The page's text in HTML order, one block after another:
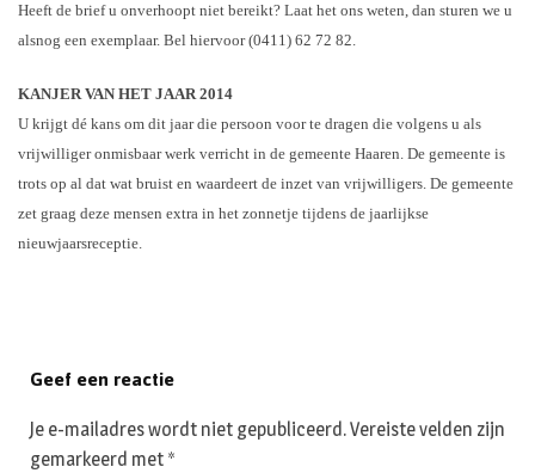
Heeft de brief u onverhoopt niet bereikt? Laat het ons weten, dan sturen we u
alsnog een exemplaar. Bel hiervoor (0411) 62 72 82.
KANJER VAN HET JAAR 2014
U krijgt dé kans om dit jaar die persoon voor te dragen die volgens u als
vrijwilliger onmisbaar werk verricht in de gemeente Haaren. De gemeente is
trots op al dat wat bruist en waardeert de inzet van vrijwilligers. De gemeente
zet graag deze mensen extra in het zonnetje tijdens de jaarlijkse
nieuwjaarsreceptie.
Geef een reactie
Je e-mailadres wordt niet gepubliceerd.Vereiste velden zijn
gemarkeerd met *